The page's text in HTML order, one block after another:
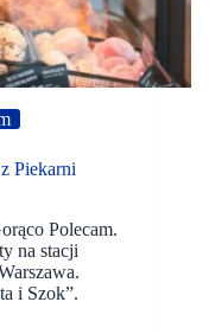
Piekarni
Polecam.
na stacji
i Szok”.